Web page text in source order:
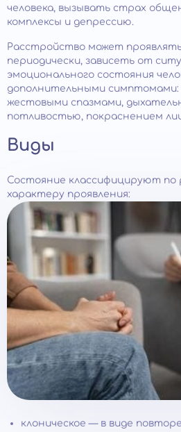
человека, вызывать страх
комплексы и депрессию.
Расстройство может
периодически, зависеть от
эмоционального состояния
дополнительными симптомами:
жестовыми спазмами,
потливостью, покраснением
Виды
Состояние классифицируют по
характеру проявления:
клоническое — в виде